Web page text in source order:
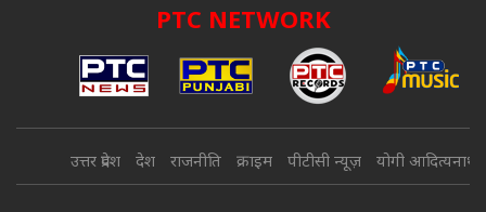
PTC NETWORK
उत्तर प्रदेश देश राजनीति क्राइम पीटीसी न्यूज़ योगी आदित्यनाथ